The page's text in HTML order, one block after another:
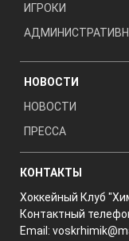
ИГРОКИ
НОВОСТИ
НОВОСТИ
ПРЕССА
КОНТАКТЫ
Хоккейный Клуб
Контактный
Email: